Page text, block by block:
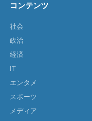
コンテンツ
社会
政治
経済
IT
エンタメ
スポーツ
メディア